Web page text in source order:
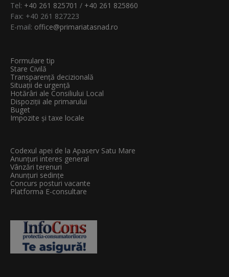
Tel: +40 261 825701 / +40 261 825860
Fax: +40 261 827223
E-mail: office@primariatasnad.ro
Formulare tip
Stare Civilă
Transparenţă decizională
Situații de urgență
Hotărâri ale Consiliului Local
Dispoziții ale primarului
Buget
Impozite și taxe locale
Codexul apei de la Apaserv Satu Mare
Anunțuri interes general
Vânzări terenuri
Anunțuri sedințe
Concurs posturi vacante
Platforma E-consultare